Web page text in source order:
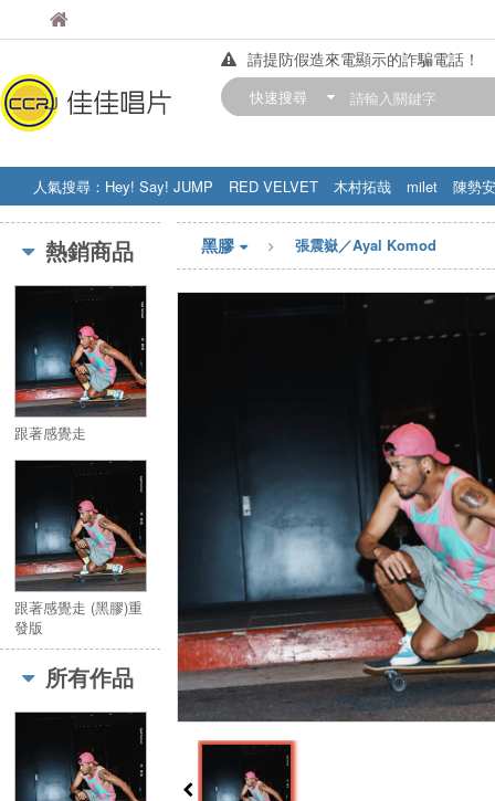
佳佳唱片
請提防假造來電顯示的詐騙電話！
【中華門市營業時間調整公告】
快速搜尋
人氣搜尋： Hey! Say! JUMP RED VELVET 木村拓哉 milet
陳勢安
STRAY KIDS
盧廣仲 周杰伦
熱銷商品
跟著感覺走
跟著感覺走 (黑膠)重
發版
所有作品
黑膠 張震嶽／Ayal Komod